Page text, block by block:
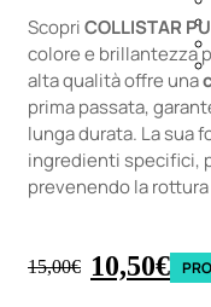
ScopriCOLLISTAR
colore e brillantezza
alta qualità offre una
prima passata,
lunga durata. La sua
ingredienti specifici,
prevenendo la
15,00€ 10,50€